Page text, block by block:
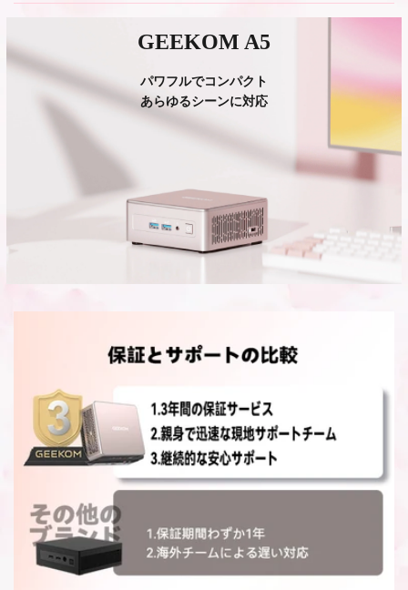
GEEKOM A5
パワフルでコンパクト
あらゆるシーンに対応